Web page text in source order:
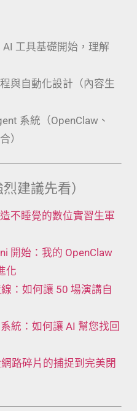
AI 工具基礎開始，理解
與自動化設計（內容生
系統（OpenClaw、
）
建議先看）
不睡覺的數位實習生軍
開始：我的 OpenClaw
化
：如何讓 50 場演講自
統：如何讓 AI 幫您找回
路碎片的捕捉到完美閉